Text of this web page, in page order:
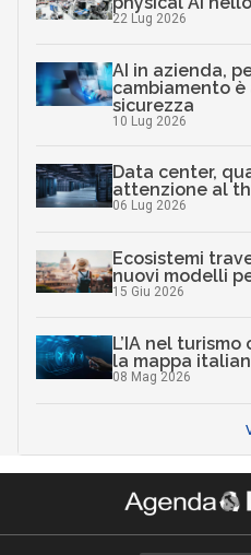
22 Lug 2026
AI in azienda,
cambiamento
sicurezza
10 Lug 2026
Data center,
attenzione al
06 Lug 2026
Ecosistemi
nuovi modelli
15 Giu 2026
L’IA nel
la mappa
08 Mag 2026